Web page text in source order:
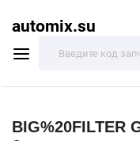
automix.su
BIG%20FILTER